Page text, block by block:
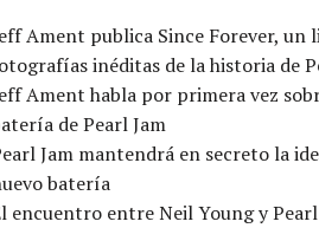
Ament publica Since Forever, un
inéditas de la historia de
Ament habla por primera vez
de Pearl Jam
Jam mantendrá en secreto la
batería
encuentro entre Neil Young y Pearl